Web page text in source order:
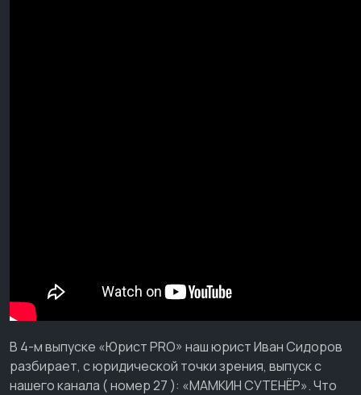
В 4-м выпуске «Юрист PRO» наш юрист Иван Сидоров
разбирает, с юридической точки зрения, выпуск с
нашего канала ( номер 27 ): «МАМКИН СУТЕНЁР». Что